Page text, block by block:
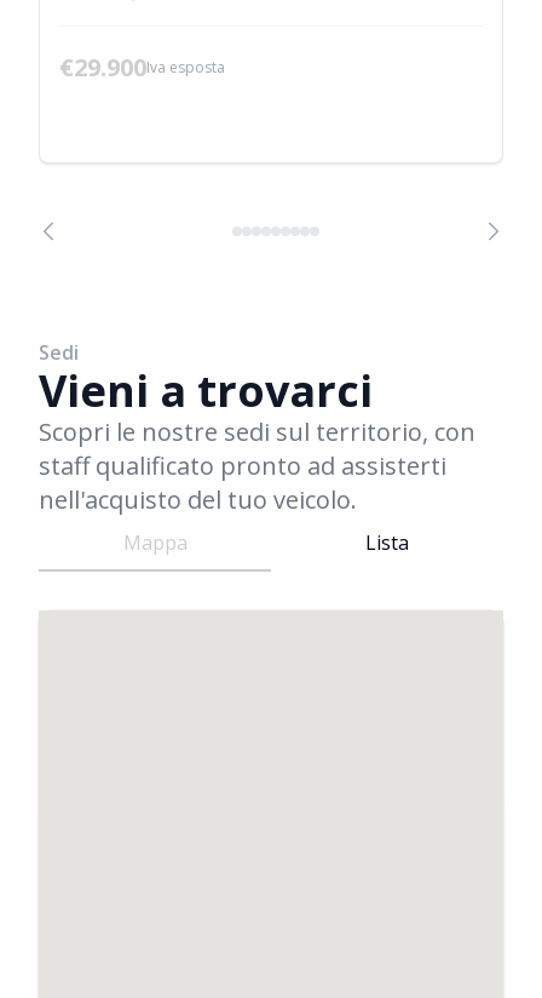
€29.900Iva esposta
Sedi
Vieni a trovarci
Scopri le nostre sedi sul territorio, con
staff qualificato pronto ad assisterti
nell'acquisto del tuo veicolo.
Mappa Lista